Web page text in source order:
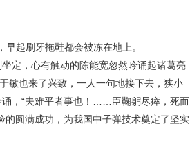
起刷牙拖鞋都会被冻在地上。
定，心有触动的陈能宽忽然吟诵起诸葛亮
敏也来了兴致，一人一句地接下去，狭小
诵，“夫难平者事也！……臣鞠躬尽瘁，死而
圆满成功，为我国中子弹技术奠定了坚实